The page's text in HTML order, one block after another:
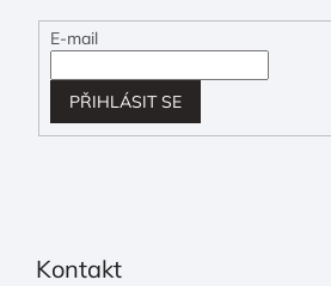
E-mail
PŘIHLÁSIT SE
Kontakt